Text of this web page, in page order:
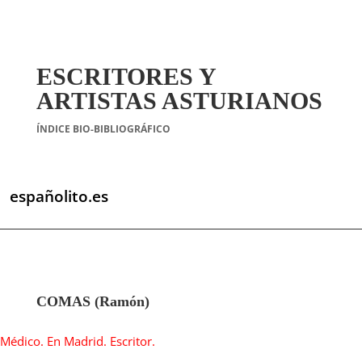
ESCRITORES Y
ARTISTAS ASTURIANOS
ÍNDICE BIO-BIBLIOGRÁFICO
españolito.es
COMAS (Ramón)
Médico. En Madrid. Escritor.